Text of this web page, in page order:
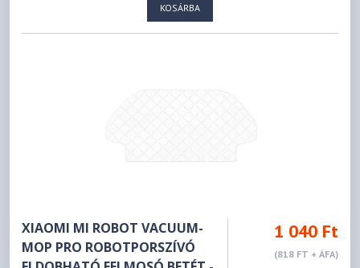
KOSÁRBA
XIAOMI MI ROBOT VACUUM-
MOP PRO ROBOTPORSZÍVÓ
1 040 Ft
(818 FT + ÁFA)